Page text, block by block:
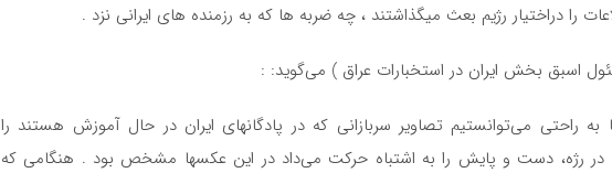
را دراختیار رژیم بعث میگذاشتند ، چه ضربه ها که به رزمنده های ایرانی نزد .
اسبق بخش ایران در استخبارات عراق ) می‌گوید: :
راحتی می‌توانستیم تصاویر سربازانی كه در پادگانهای ایران در حال آموزش هستند را
رژه، دست و پایش را به اشتباه حركت می‌داد در این عكسها مشخص بود . هنگامی كه